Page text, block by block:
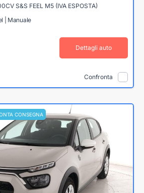
S&S FEEL M5 (IVA ESPOSTA)
| Manuale
Dettagli auto
Confronta
CONSEGNA